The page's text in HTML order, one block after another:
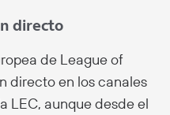
directo
de League of
directo en los canales
LEC, aunque desde el